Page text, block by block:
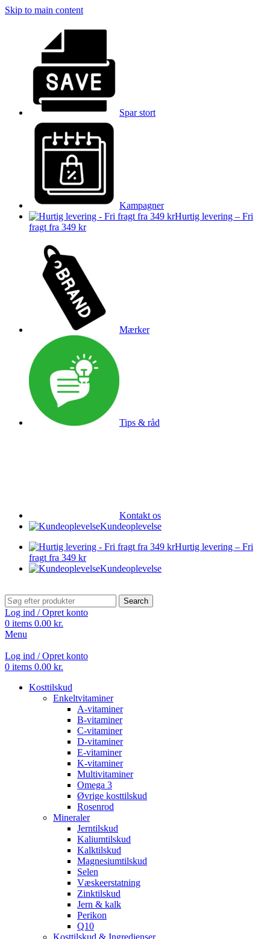
Skip to main content
Spar stort
Kampagner
Hurtig levering – Fri
fragt fra 349 kr
Mærker
Tips & råd
Kontakt os
Kundeoplevelse
Hurtig levering – Fri
fragt fra 349 kr
Kundeoplevelse
Search
Log ind / Opret konto
0 items 0.00 kr.
Menu
Log ind / Opret konto
0 items 0.00 kr.
Kosttilskud
Enkeltvitaminer
A-vitaminer
B-vitaminer
C-vitaminer
D-vitaminer
E-vitaminer
K-vitaminer
Multivitaminer
Omega 3
Øvrige kosttilskud
Rosenrod
Mineraler
Jerntilskud
Kaliumtilskud
Kalktilskud
Magnesiumtilskud
Selen
Væskeerstatning
Zinktilskud
Jern & kalk
Perikon
Q10
Kosttilskud & Ingredienser